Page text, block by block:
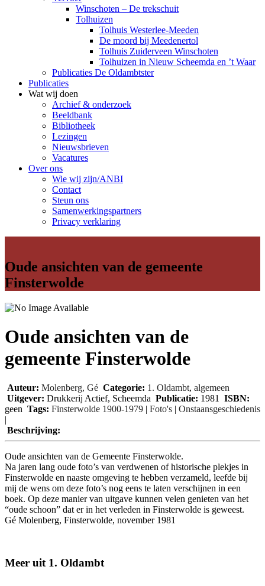
Winschoten – De trekschuit
Tolhuizen
Tolhuis Westerlee-Meeden
De moord bij Meedenertol
Tolhuis Zuiderveen Winschoten
Tolhuizen in Nieuw Scheemda en ’t Waar
Publicaties De Oldambtster
Publicaties
Wat wij doen
Archief & onderzoek
Beeldbank
Bibliotheek
Lezingen
Nieuwsbrieven
Vacatures
Over ons
Wie wij zijn/ANBI
Contact
Steun ons
Samenwerkingspartners
Privacy verklaring
Oude ansichten van de gemeente
Finsterwolde
Oude ansichten van de
gemeente Finsterwolde
Auteur: Molenberg, Gé Categorie: 1. Oldambt, algemeen
Uitgever: Drukkerij Actief, Scheemda Publicatie: 1981
ISBN:
geen Tags: Finsterwolde 1900-1979 | Foto's | Onstaansgeschiedenis
|
Beschrijving:
Oude ansichten van de Gemeente Finsterwolde.
Na jaren lang oude foto’s van verdwenen of historische plekjes in
Finsterwolde en naaste omgeving te hebben verzameld, leefde bij
mij de wens om deze foto’s nog eens te laten verschijnen in een
boek. Op deze manier van uitgave kunnen velen genieten van het
“oude schoon” dat er in het verleden in Finsterwolde is geweest.
Gé Molenberg, Finsterwolde, november 1981
Meer uit 1. Oldambt